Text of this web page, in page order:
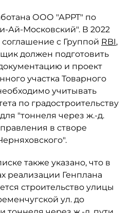
ООО "АРРТ" по
Ай-Московский". В 2022
с Группой RBI,
должен подготовить
и проект
участка Товарного
учитывать
по градостроительству
"тоннеля через ж.-д.
в створе
также указано, что в
реализации Генплана
строительство улицы
ул. до